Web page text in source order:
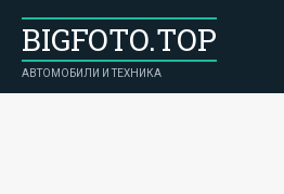
BIGFOTO.TOP
АВТОМОБИЛИ И ТЕХНИКА